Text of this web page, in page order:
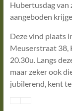
Hubertusdag van
aangeboden
Deze vind plaats
Meuserstraat 38,
20.30u. Langs
maar zeker ook
jubilerend, kent